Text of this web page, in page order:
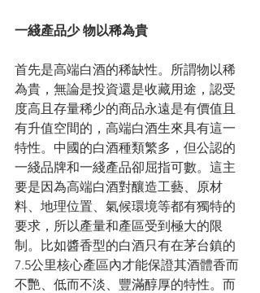
一綫產品少 物以稀為貴
首先是高端白酒的稀缺性。所謂物以稀
為貴，無論是投資還是收藏用途，認受
度高且存量稀少的商品永遠是有價值且
有升值空間的，高端白酒生來具有這一
特性。中國的白酒種類繁多，但公認的
一綫品牌和一綫產品卻屈指可數。這主
要是因為高端白酒對釀造工藝、原材
料、地理位置、氣候環境等都有獨特的
要求，所以產量和產區受到極大的限
制。比如醬香型的白酒只有在茅台鎮的
7.5公里核心產區內才能保證其酒體香而
不艷、低而不淡、豐滿醇厚的特性。而